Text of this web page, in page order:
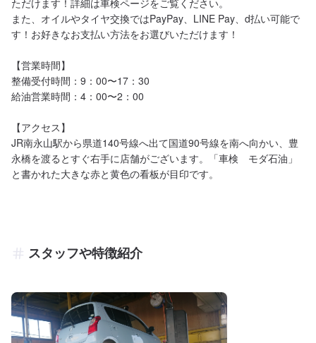
ただけます！詳細は車検ページをご覧ください。
また、オイルやタイヤ交換ではPayPay、LINE Pay、d払い可能で
す！お好きなお支払い方法をお選びいただけます！
【営業時間】
整備受付時間：9：00〜17：30
給油営業時間：4：00〜2：00
【アクセス】
JR南永山駅から県道140号線へ出て国道90号線を南へ向かい、豊
永橋を渡るとすぐ右手に店舗がございます。「車検　モダ石油」
と書かれた大きな赤と黄色の看板が目印です。
スタッフや特徴紹介